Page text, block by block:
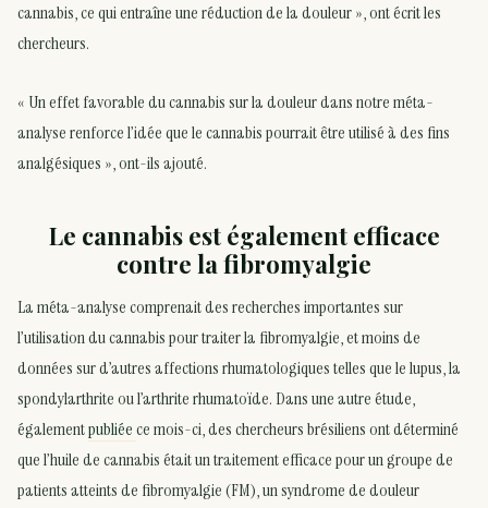
cannabis, ce qui entraîne une réduction de la douleur », ont écrit les
chercheurs.
« Un effet favorable du cannabis sur la douleur dans notre méta-
analyse renforce l’idée que le cannabis pourrait être utilisé à des fins
analgésiques », ont-ils ajouté.
Le cannabis est également efficace
contre la fibromyalgie
La méta-analyse comprenait des recherches importantes sur
l’utilisation du cannabis pour traiter la fibromyalgie, et moins de
données sur d’autres affections rhumatologiques telles que le lupus, la
spondylarthrite ou l’arthrite rhumatoïde. Dans une autre étude,
égalementpubliéece mois-ci, des chercheurs brésiliens ont déterminé
que l’huile de cannabis était un traitement efficace pour un groupe de
patients atteints de fibromyalgie (FM), un syndrome de douleur